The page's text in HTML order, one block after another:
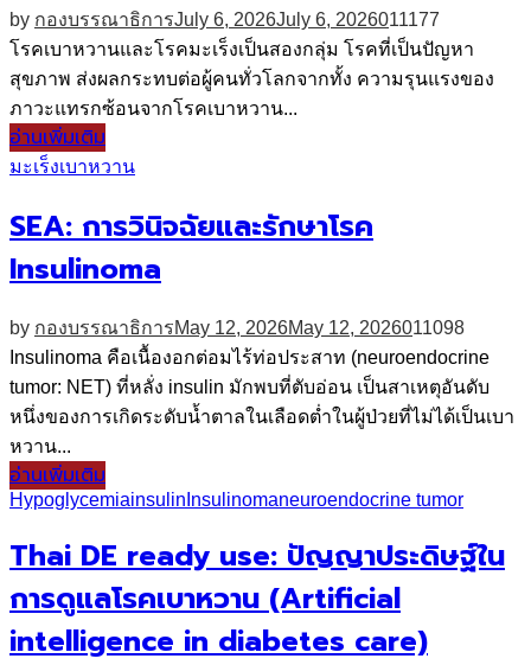
by กองบรรณาธิการJuly 6, 2026July 6, 2026011177
โรคเบาหวานและโรคมะเร็งเป็นสองกลุ่ม โรคที่เป็นปัญหา
สุขภาพ ส่งผลกระทบต่อผู้คนทั่วโลกจากทั้ง ความรุนแรงของ
ภาวะแทรกซ้อนจากโรคเบาหวาน...
อ่านเพิ่มเติม
มะเร็งเบาหวาน
SEA: การวินิจฉัยและรักษาโรค
Insulinoma
by กองบรรณาธิการMay 12, 2026May 12, 2026011098
Insulinoma คือเนื้องอกต่อมไร้ท่อประสาท (neuroendocrine
tumor: NET) ที่หลั่ง insulin มักพบที่ตับอ่อน เป็นสาเหตุอันดับ
หนึ่งของการเกิดระดับน้ำตาลในเลือดต่ำในผู้ป่วยที่ไม่ได้เป็นเบา
หวาน...
อ่านเพิ่มเติม
Hypoglycemiainsulin Insulinomaneuroendocrine tumor
Thai DE ready use: ปัญญาประดิษฐ์ใน
การดูแลโรคเบาหวาน (Artificial
intelligence in diabetes care)